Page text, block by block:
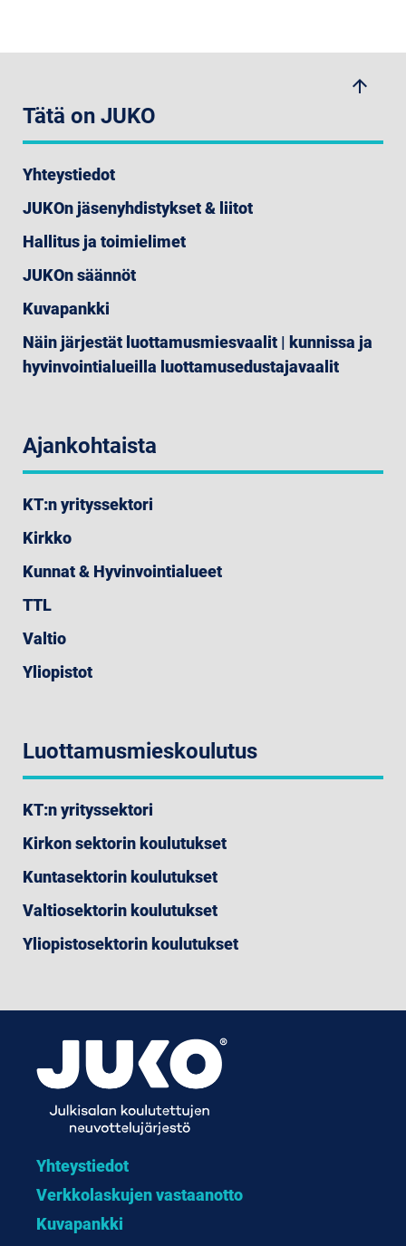
arrow_upwards
Tätä on JUKO
Yhteystiedot
JUKOn jäsenyhdistykset & liitot
Hallitus ja toimielimet
JUKOn säännöt
Kuvapankki
Näin järjestät luottamusmiesvaalit | kunnissa ja
hyvinvointialueilla luottamusedustajavaalit
Ajankohtaista
KT:n yrityssektori
Kirkko
Kunnat & Hyvinvointialueet
TTL
Valtio
Yliopistot
Luottamusmieskoulutus
KT:n yrityssektori
Kirkon sektorin koulutukset
Kuntasektorin koulutukset
Valtiosektorin koulutukset
Yliopistosektorin koulutukset
Yhteystiedot
Verkkolaskujen vastaanotto
Kuvapankki